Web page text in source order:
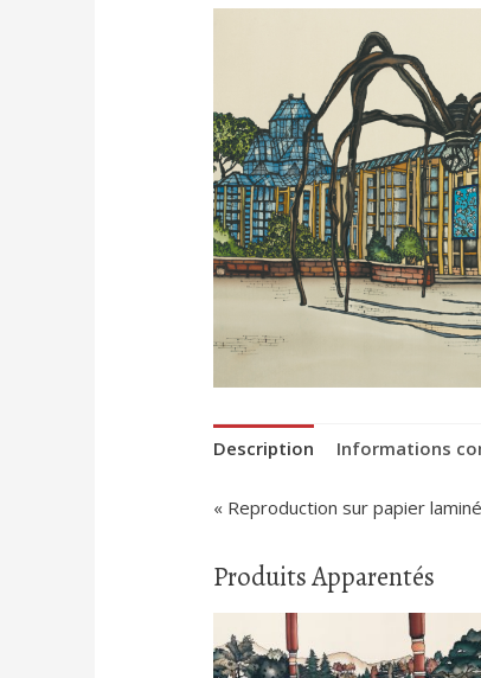
Description Informations
« Reproduction sur papier
Produits Apparentés